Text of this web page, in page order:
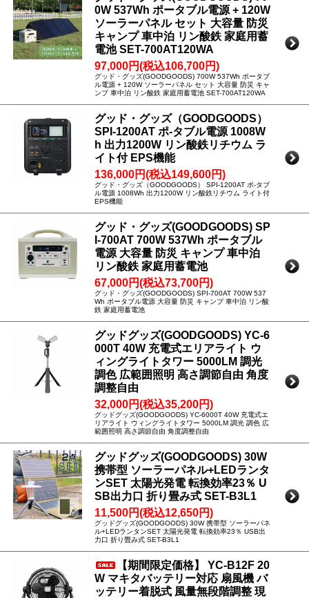
0W 537Wh ポータブル電源 + 120W
ソーラーパネル セット 大容量 防災
キャンプ 車中泊 リン酸鉄 家庭用蓄
電池 SET-700AT120WA
97,000円(税込106,700円)
グッド・グッズ(GOODGOODS) 700W 537Wh ポータブ
ル電源 + 120W ソーラーパネル セット 大容量 防災 キャ
ンプ 車中泊 リン酸鉄 家庭用蓄電池 SET-700AT120WA
グッド・グッズ（GOODGOODS）
SPI-1200AT ポ-タブル電源 1008W
h 出力1200W リン酸鉄リチウム ラ
イト付 EPS機能
136,000円(税込149,600円)
グッド・グッズ（GOODGOODS） SPI-1200AT ポ-タブ
ル電源 1008Wh 出力1200W リン酸鉄リチウム ライト付
EPS機能
グッド・グッズ(GOODGOODS) SP
I-700AT 700W 537Wh ポータブル
電源 大容量 防災 キャンプ 車中泊
リン酸鉄 家庭用蓄電池
67,000円(税込73,700円)
グッド・グッズ(GOODGOODS) SPI-700AT 700W 537
Wh ポータブル電源 大容量 防災 キャンプ 車中泊 リン酸
鉄 家庭用蓄電池
グッドグッズ(GOODGOODS) YC-6
000T 40W 充電式エリアライト ウ
ィングライトタワー 5000LM 調光
調色 広範囲照明 高さ調節自由 角度
調整自由
32,000円(税込35,200円)
グッドグッズ(GOODGOODS) YC-6000T 40W 充電式エ
リアライト ウィングライトタワー 5000LM 調光 調色 広
範囲照明 高さ調節自由 角度調整自由
グッドグッズ(GOODGOODS) 30W
携帯型 ソーラーパネル+LEDランタ
ンSET 太陽光発電 転換効率23％ U
SB出力口 折り畳み式 SET-B3L1
11,500円(税込12,650円)
グッドグッズ(GOODGOODS) 30W 携帯型 ソーラーパネ
ル+LEDランタンSET 太陽光発電 転換効率23％ USB出
力口 折り畳み式 SET-B3L1
【期間限定価格】 YC-B12F 20
W マキタバッテリー対応 扇風機 バ
ッテリー着脱式 風量無段階調整 現